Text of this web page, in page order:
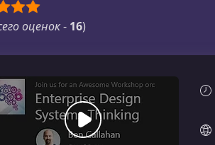
оценок- 16)